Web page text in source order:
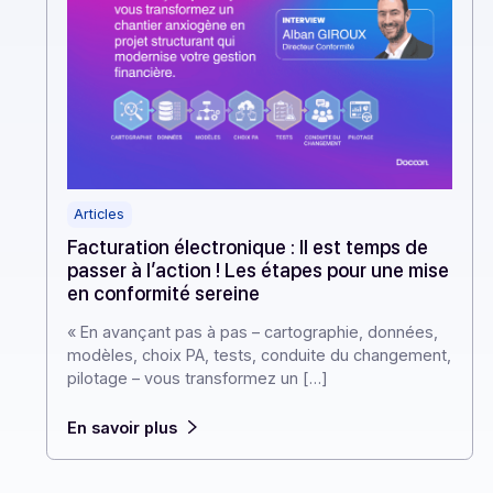
Articles
Facturation électronique : Il est temps de
passer à l’action ! Les étapes pour une
en conformité sereine
« En avançant pas à pas – cartographie, données,
modèles, choix PA, tests, conduite du